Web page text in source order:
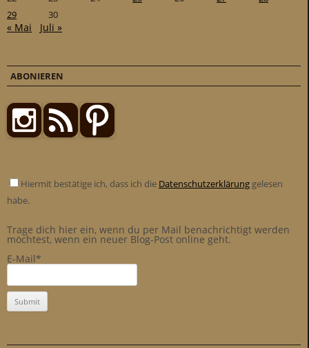
29
30
« Mai Juli »
ABONIEREN
Hiermit bestätige ich, dass ich die Datenschutzerklärung gelesen
habe.
Trage dich hier ein, wenn du per Mail benachrichtigt werden
möchtest, wenn ein neuer Blog-Post online geht.
E-Mail*